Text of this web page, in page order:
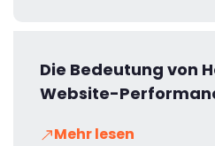
Die Bedeutung von
Website-
Mehr lesen